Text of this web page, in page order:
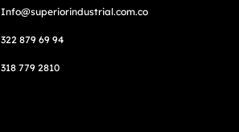
Info@superiorindustrial.com.co
322 879 69 94
318 779 2810